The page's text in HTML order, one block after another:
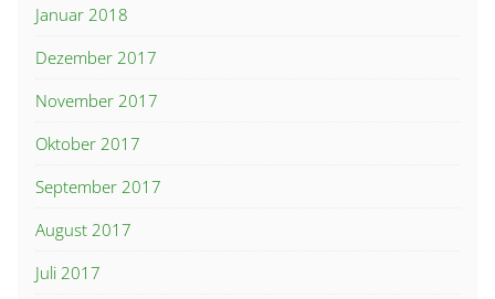
Januar 2018
Dezember 2017
November 2017
Oktober 2017
September 2017
August 2017
Juli 2017